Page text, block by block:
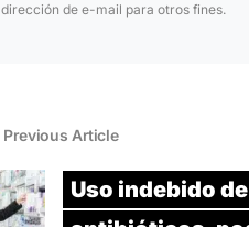
dirección de e-mail para otros fines.
Previous Article
Uso indebido de